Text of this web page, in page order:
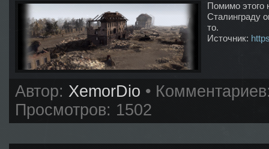
Помимо этого
Сталинграду
то.
Источник:
Автор: XemorDio •
Просмотров: 1502